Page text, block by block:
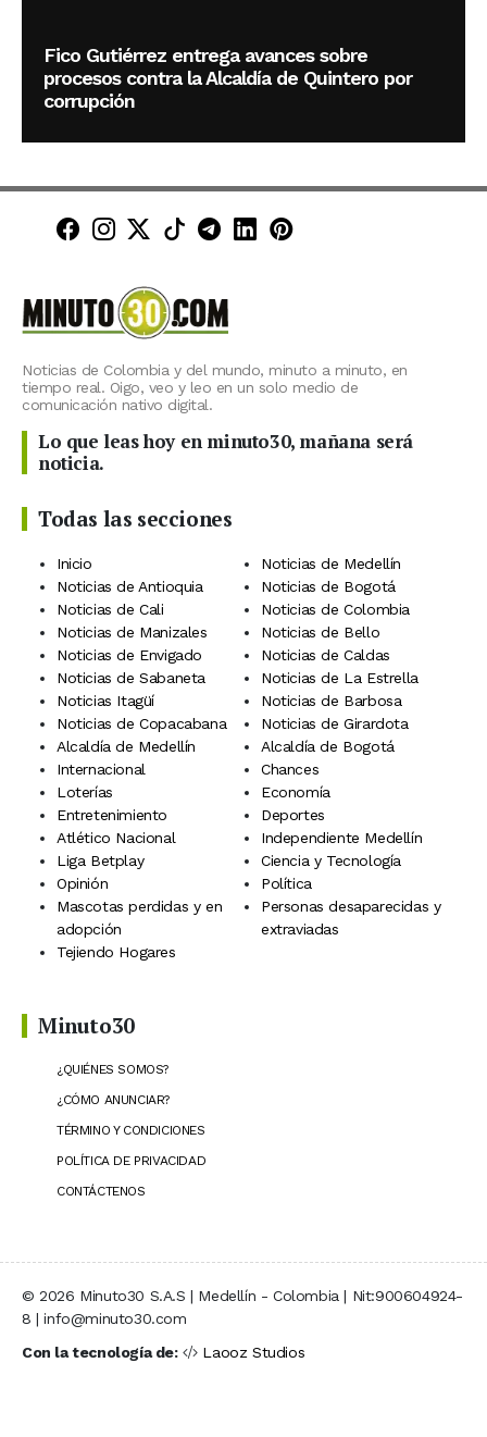
Fico Gutiérrez entrega avances sobre
procesos contra la Alcaldía de Quintero por
corrupción
Minuto30 en Facebook
Minuto30 en Instagram
Minuto30 en X (Twitter)
Minuto30 en TikTok
Canal de Minuto30 en
Minuto30 en LinkedIn
Minuto30 en
Noticias de Colombia y del mundo, minuto a minuto, en
tiempo real. Oigo, veo y leo en un solo medio de
comunicación nativo digital.
Lo que leas hoy en minuto30, mañana será
noticia.
Todas las secciones
Inicio
Noticias de Medellín
Noticias de Antioquia
Noticias de Bogotá
Noticias de Cali
Noticias de Colombia
Noticias de Manizales
Noticias de Bello
Noticias de Envigado
Noticias de Caldas
Noticias de Sabaneta
Noticias de La Estrella
Noticias Itagüí
Noticias de Barbosa
Noticias de Copacabana
Noticias de Girardota
Alcaldía de Medellín
Alcaldía de Bogotá
Internacional
Chances
Loterías
Economía
Entretenimiento
Deportes
Atlético Nacional
Independiente Medellín
Liga Betplay
Ciencia y Tecnología
Opinión
Política
Mascotas perdidas y en
adopción
Personas desaparecidas y
extraviadas
Tejiendo Hogares
Minuto30
¿QUIÉNES SOMOS?
¿CÓMO ANUNCIAR?
TÉRMINO Y CONDICIONES
POLÍTICA DE PRIVACIDAD
CONTÁCTENOS
© 2026 Minuto30 S.A.S | Medellín - Colombia | Nit:900604924-
8 | info@minuto30.com
Con la tecnología de:
Laooz Studios